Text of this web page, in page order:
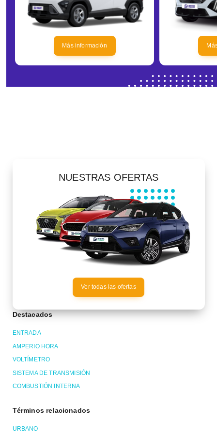
Más información
NUESTRAS OFERTAS
Ver todas las ofertas
Destacados
ENTRADA
AMPERIO HORA
VOLTÍMETRO
SISTEMA DE TRANSMISIÓN
COMBUSTIÓN INTERNA
Términos relacionados
URBANO